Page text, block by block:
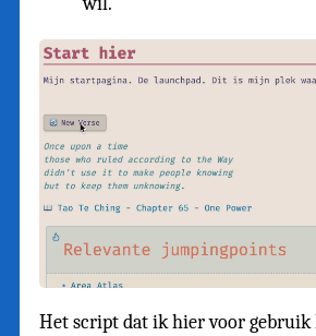
Het script dat ik hier voor gebruik